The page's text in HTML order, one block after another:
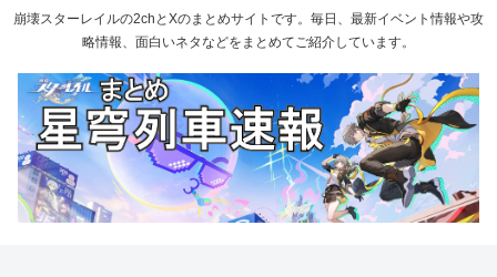
崩壊スターレイルの2chとXのまとめサイトです。毎日、最新イベント情報や攻
略情報、面白いネタなどをまとめてご紹介しています。